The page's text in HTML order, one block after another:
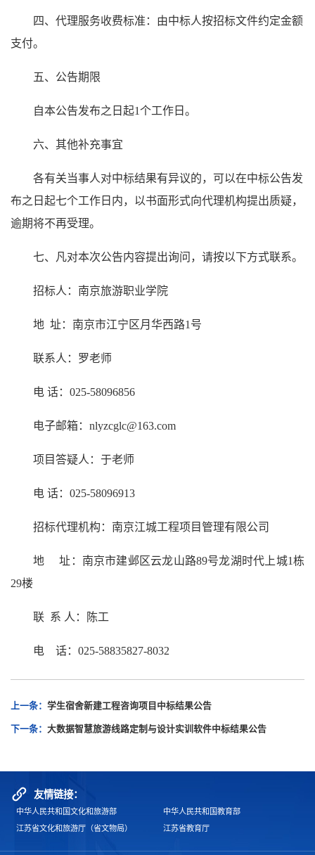
四、代理服务收费标准： 由中标人按招标文件约定金额
支付。
五、公告期限
自本公告发布之日起1个工作日。
六、其他补充事宜
各有关当事人对中标结果有异议的，可以在中标公告发
布之日起七个工作日内，以书面形式向代理机构提出质疑，
逾期将不再受理。
七、凡对本次公告内容提出询问，请按以下方式联系。
招标人：南京旅游职业学院
地 址：南京市江宁区月华西路1号
联系人：罗老师
电 话：025-58096856
电子邮箱：nlyzcglc@163.com
项目答疑人：于老师
电 话：025-58096913
招标代理机构：南京江城工程项目管理有限公司
地 址：南京市建邺区云龙山路89号龙湖时代上城1栋
29楼
联 系 人：陈工
电 话：025-58835827-8032
上一条： 学生宿舍新建工程咨询项目中标结果公告
下一条： 大数据智慧旅游线路定制与设计实训软件中标结果公告
友情链接：
中华人民共和国文化和旅游部
中华人民共和国教育部
江苏省文化和旅游厅（省文物局）
江苏省教育厅